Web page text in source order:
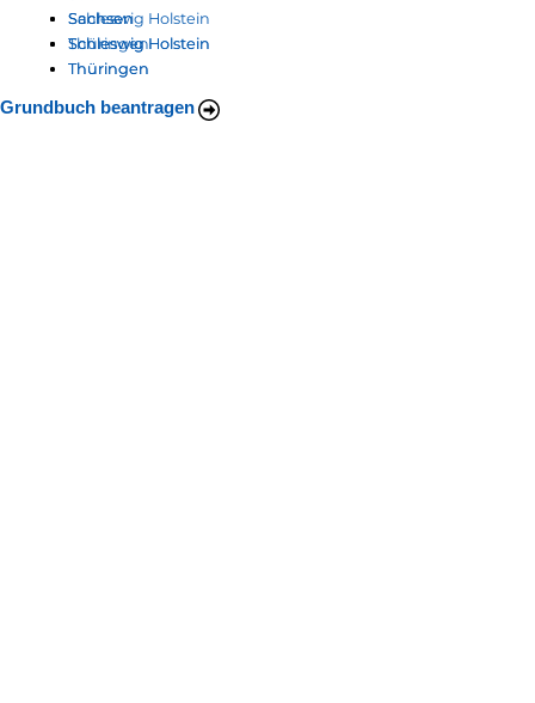
Schleswig Holstein
Thüringen
Grundbuch beantragen
Sachsen
Schleswig Holstein
Thüringen
Sachsen
Schleswig Holstein
Thüringen